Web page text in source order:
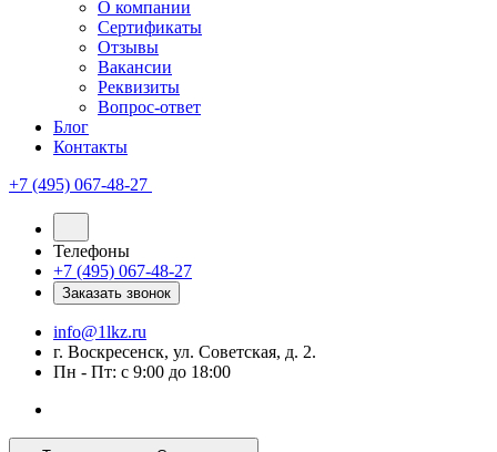
О компании
Сертификаты
Отзывы
Вакансии
Реквизиты
Вопрос-ответ
Блог
Контакты
+7 (495) 067-48-27
Телефоны
+7 (495) 067-48-27
Заказать звонок
info@1lkz.ru
г. Воскресенск, ул. Советская, д. 2.
Пн - Пт: с 9:00 до 18:00